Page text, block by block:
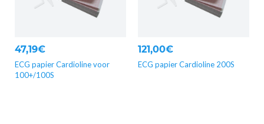
47,19€
ECG papier Cardioline voor
100+/100S
121,00€
ECG papier Cardioline 200S